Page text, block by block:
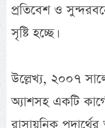
প্রতিবেশ ও
সৃষ্টি হচ্ছে।
উল্লেখ্য, ২০০৭
অ্যাশসহ একটি